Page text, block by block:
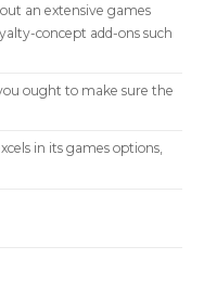
an extensive games
concept add-ons such
ought to make sure the
in its games options,